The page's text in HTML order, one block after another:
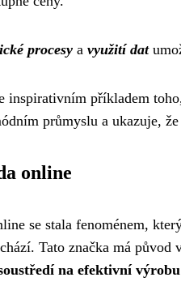
procesy a využití dat
inspirativním příkladem
průmyslu a ukazuje,
online
se stala fenoménem,
Tato značka má
na efektivní